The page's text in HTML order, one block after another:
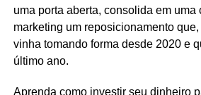
uma porta aberta, consolida em uma
marketing um reposicionamento
vinha tomando forma desde 2020 e
último ano.
Aprenda como investir seu dinheiro